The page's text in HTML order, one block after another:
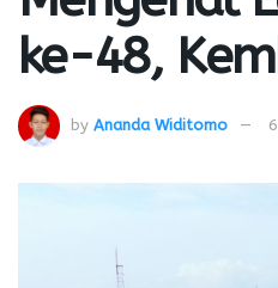
ke-48,
by Ananda Widitomo